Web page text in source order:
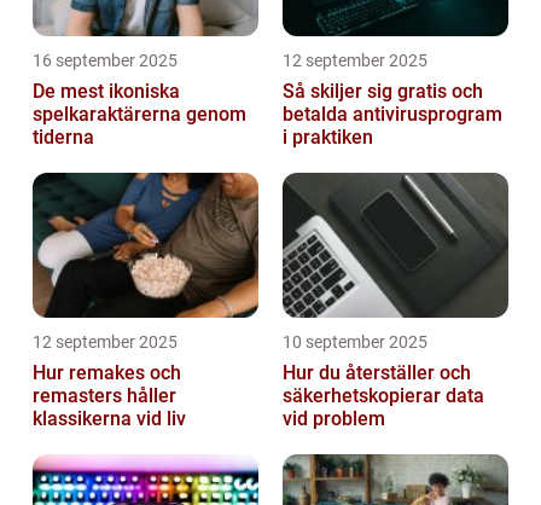
16 september 2025
De mest ikoniska
spelkaraktärerna genom
tiderna
12 september 2025
Så skiljer sig gratis och
betalda antivirusprogram
i praktiken
12 september 2025
Hur remakes och
remasters håller
klassikerna vid liv
10 september 2025
Hur du återställer och
säkerhetskopierar data
vid problem